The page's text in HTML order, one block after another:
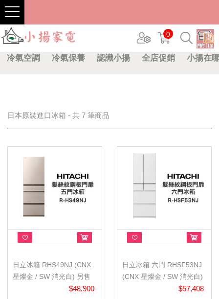
0
冷氣空調 冷氣保養 認識小揚 全店促銷 小揚在
日本原裝進口冰箱 - 共 7 筆商品
日立冰箱 RHS49NJ (CNX
星燦金 / SW 消光白) 另售
$48,900
日立冰箱 六門 RHSF53NJ
(CNX 星燦金 / SW 消光白)
$57,408